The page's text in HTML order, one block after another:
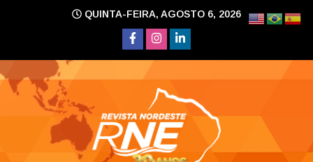
QUINTA-FEIRA, AGOSTO 6, 2026